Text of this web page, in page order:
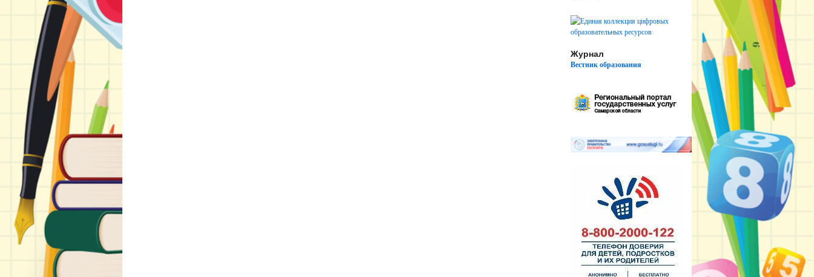
Журнал
Вестник образования